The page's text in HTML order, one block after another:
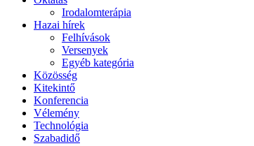
Irodalomterápia
Hazai hírek
Felhívások
Versenyek
Egyéb kategória
Közösség
Kitekintő
Konferencia
Vélemény
Technológia
Szabadidő